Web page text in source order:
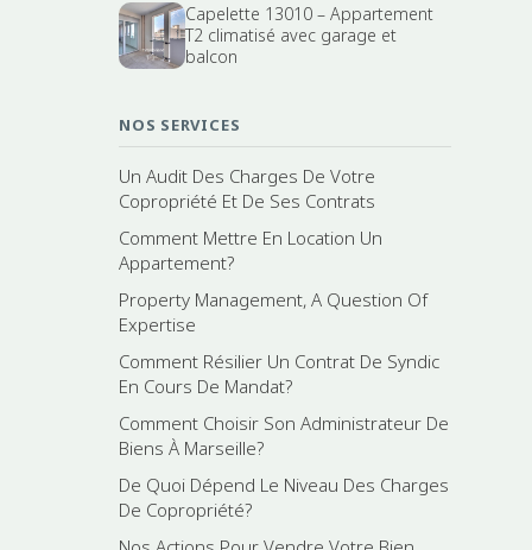
Capelette 13010 – Appartement
T2 climatisé avec garage et
balcon
NOS SERVICES
Un Audit Des Charges De Votre
Copropriété Et De Ses Contrats
Comment Mettre En Location Un
Appartement?
Property Management, A Question Of
Expertise
Comment Résilier Un Contrat De Syndic
En Cours De Mandat?
Comment Choisir Son Administrateur De
Biens À Marseille?
De Quoi Dépend Le Niveau Des Charges
De Copropriété?